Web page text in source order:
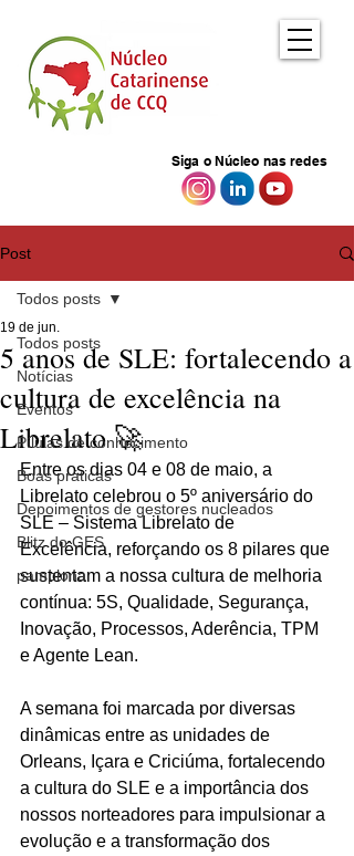
Siga o Núcleo nas redes
Post
Todos posts
Notícias
Eventos
Pílulas de conhecimento
Boas práticas
Depoimentos de gestores nucleados
Blitz do GES
pamplona
Todos posts
5 anos de SLE: fortalecendo a
cultura de excelência na
Librelato 🚀
19 de jun.
Entre os dias 04 e 08 de maio, a
Librelato celebrou o 5º aniversário do
SLE – Sistema Librelato de
Excelência, reforçando os 8 pilares que
sustentam a nossa cultura de melhoria
contínua: 5S, Qualidade, Segurança,
Inovação, Processos, Aderência, TPM
e Agente Lean.
A semana foi marcada por diversas
dinâmicas entre as unidades de
Orleans, Içara e Criciúma, fortalecendo
a cultura do SLE e a importância dos
nossos norteadores para impulsionar a
evolução e a transformação dos